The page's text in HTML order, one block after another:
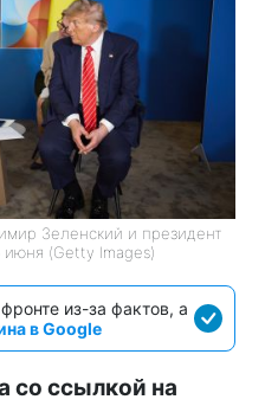
Зеленский и президент
(Getty Images)
из-за фактов, а
в Google
со ссылкой на